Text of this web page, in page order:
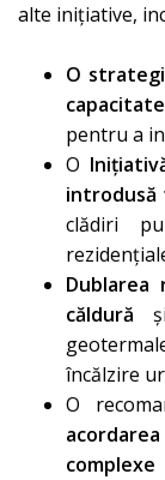
alte inițiative,
O
pentru a
O
introdusă
clădiri
Dublarea
căldură
încălzire
O
complexe